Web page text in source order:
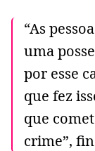
“As
uma
por esse
que fez
que
crime”,